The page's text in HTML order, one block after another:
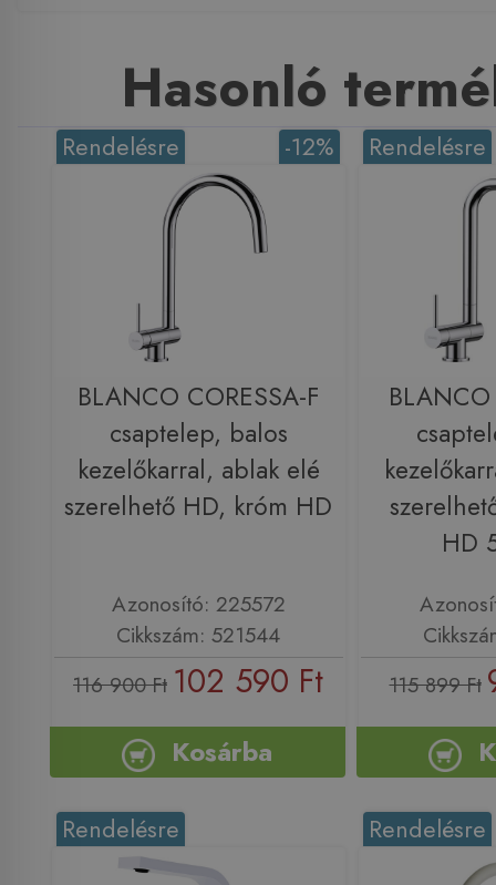
Hasonló
-12%
Rendelésre
BLANCO CORESSA-F
csaptelep, balos
kezelőkarral, ablak elé
szerelhető HD, króm HD
Azonosító: 225572
Cikkszám: 521544
116 900 Ft 102 590 Ft
Kosárba
Rendelésre
BLANCO
HD
115 899 Ft
Rendelésre Rendelésre